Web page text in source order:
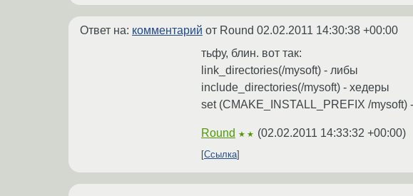
Ответ на: комментарий от Round 02.02.2011 14:30:38 +00:00
тьфу, блин. вот так:
link_directories(/mysoft) - либы
include_directories(/mysoft) - хедеры
set (CMAKE_INSTALL_PREFIX /mysoft) -
Round ★★ (02.02.2011 14:33:32 +00:00)
Ссылка